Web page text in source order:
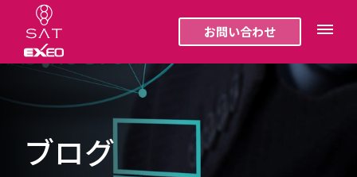
お問い合わせ
ブログ